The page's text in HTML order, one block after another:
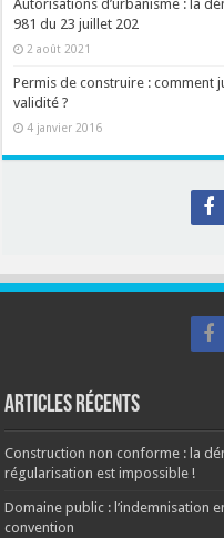
Autorisations d’urbanisme : la
981 du 23 juillet 202
2 août 2021
Permis de construire :
validité ?
4 janvier 2016
Articles récents
Construction non conforme : la
régularisation est impossible !
Domaine public : l’indemnisation
convention